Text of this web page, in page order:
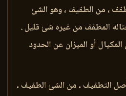
، من الطفيف ، وهو الشئ
المطفف من غيره شئ قليل .
أو الميزان عن الحدود
التطفيف ، من الشئ الطفيف ،